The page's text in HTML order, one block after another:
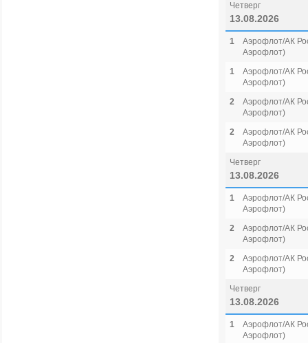
Четверг
13.08.2026
1
Аэрофлот/АК
Аэрофлот)
1
Аэрофлот/АК
Аэрофлот)
2
Аэрофлот/АК
Аэрофлот)
2
Аэрофлот/АК
Аэрофлот)
Четверг
13.08.2026
1
Аэрофлот/АК
Аэрофлот)
2
Аэрофлот/АК
Аэрофлот)
2
Аэрофлот/АК
Аэрофлот)
Четверг
13.08.2026
1
Аэрофлот/АК
Аэрофлот)